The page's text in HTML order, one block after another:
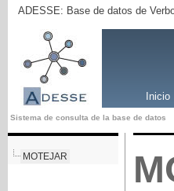
ADESSE: Base de datos de
Inicio
Sistema de consulta de la base de datos
MOTEJAR